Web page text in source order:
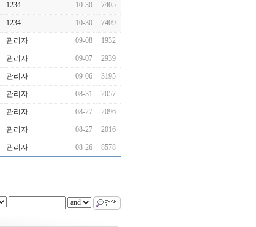
1234 10-30 7405
1234 10-30 7409
관리자 09-08 1932
관리자 09-07 2939
관리자 09-06 3195
관리자 08-31 2057
관리자 08-27 2096
관리자 08-27 2016
관리자 08-26 8578